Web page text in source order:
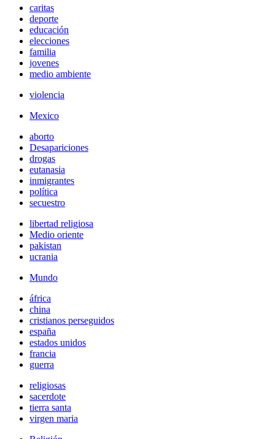
caritas
deporte
educación
elecciones
familia
jovenes
medio ambiente
violencia
Mexico
aborto
Desapariciones
drogas
eutanasia
inmigrantes
política
secuestro
libertad religiosa
Medio oriente
pakistan
ucrania
Mundo
áfrica
china
cristianos perseguidos
españa
estados unidos
francia
guerra
religiosas
sacerdote
tierra santa
virgen maria